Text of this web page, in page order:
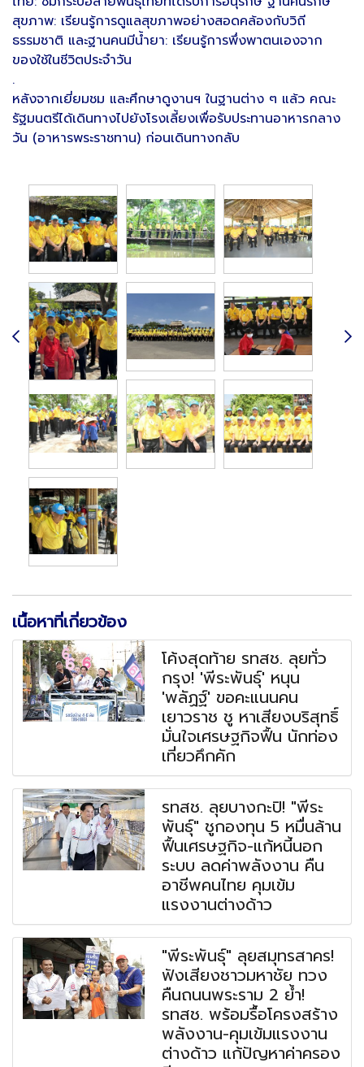
สุขภาพ: เรียนรู้การดูแลสุขภาพอย่างสอดคล้องกับวิถี
ธรรมชาติ และฐานคนมีน้ำยา: เรียนรู้การพึ่งพาตนเองจาก
ของใช้ในชีวิตประจำวัน
.
หลังจากเยี่ยมชม และศึกษาดูงานฯ ในฐานต่าง ๆ แล้ว คณะ
รัฐมนตรีได้เดินทางไปยังโรงเลี้ยงเพื่อรับประทานอาหารกลาง
วัน (อาหารพระราชทาน) ก่อนเดินทางกลับ
เนื้อหาที่เกี่ยวข้อง
โค้งสุดท้าย รทสช. ลุยทั่ว
กรุง! 'พีระพันธุ์' หนุน
'พลัฏฐ์' ขอคะแนนคน
เยาวราช ชู หาเสียงบริสุทธิ์
มั่นใจเศรษฐกิจฟื้น นักท่อง
เที่ยวคึกคัก
รทสช. ลุยบางกะปิ! "พีระ
พันธุ์" ชูกองทุน 5 หมื่นล้าน
ฟื้นเศรษฐกิจ-แก้หนี้นอก
ระบบ ลดค่าพลังงาน คืน
อาชีพคนไทย คุมเข้ม
แรงงานต่างด้าว
"พีระพันธุ์" ลุยสมุทรสาคร!
ฟังเสียงชาวมหาชัย ทวง
คืนถนนพระราม 2 ย้ำ!
รทสช. พร้อมรื้อโครงสร้าง
พลังงาน-คุมเข้มแรงงาน
ต่างด้าว แก้ปัญหาค่าครอง